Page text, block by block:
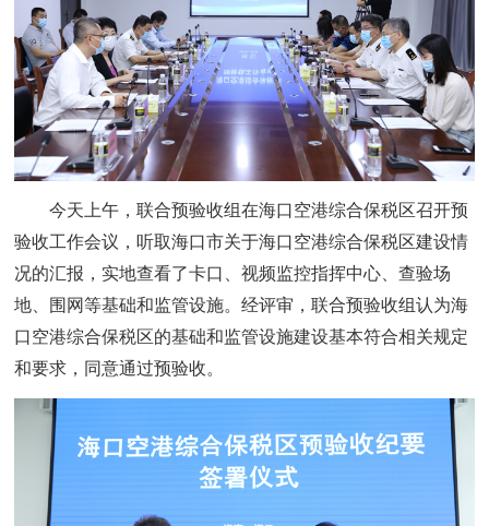
今天上午，联合预验收组在海口空港综合保税区召开预
验收工作会议，听取海口市关于海口空港综合保税区建设情
况的汇报，实地查看了卡口、视频监控指挥中心、查验场
地、围网等基础和监管设施。经评审，联合预验收组认为海
口空港综合保税区的基础和监管设施建设基本符合相关规定
和要求，同意通过预验收。